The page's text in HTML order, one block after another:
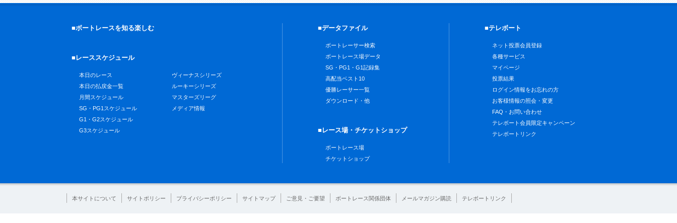
■ボートレースを知る楽しむ
■レーススケジュール
本日のレース
本日の払戻金一覧
月間スケジュール
SG・PG1スケジュール
G1・G2スケジュール
G3スケジュール
ヴィーナスシリーズ
ルーキーシリーズ
マスターズリーグ
メディア情報
■データファイル
ボートレーサー検索
ボートレース場データ
SG・PG1・G1記録集
高配当ベスト10
優勝レーサー一覧
ダウンロード・他
■レース場・チケットショップ
ボートレース場
チケットショップ
■テレボート
ネット投票会員登録
各種サービス
マイページ
投票結果
ログイン情報をお忘れの方
お客様情報の照会・変更
FAQ・お問い合わせ
テレボート会員限定キャンペーン
テレボートリンク
本サイトについて サイトポリシー プライバシーポリシー サイトマップ ご意見・ご要望 ボートレース関係団体 メールマガジン購読 テレボートリンク